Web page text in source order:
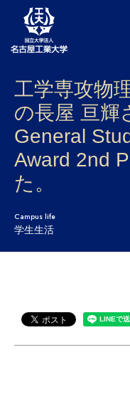
大学案内
学部・大学院・センタ
学生生活
研究・産学官連携
研究・教員Navi
工学専攻物
の長屋 亘輝
General
Award 2nd
た。
Campus life
学生生活